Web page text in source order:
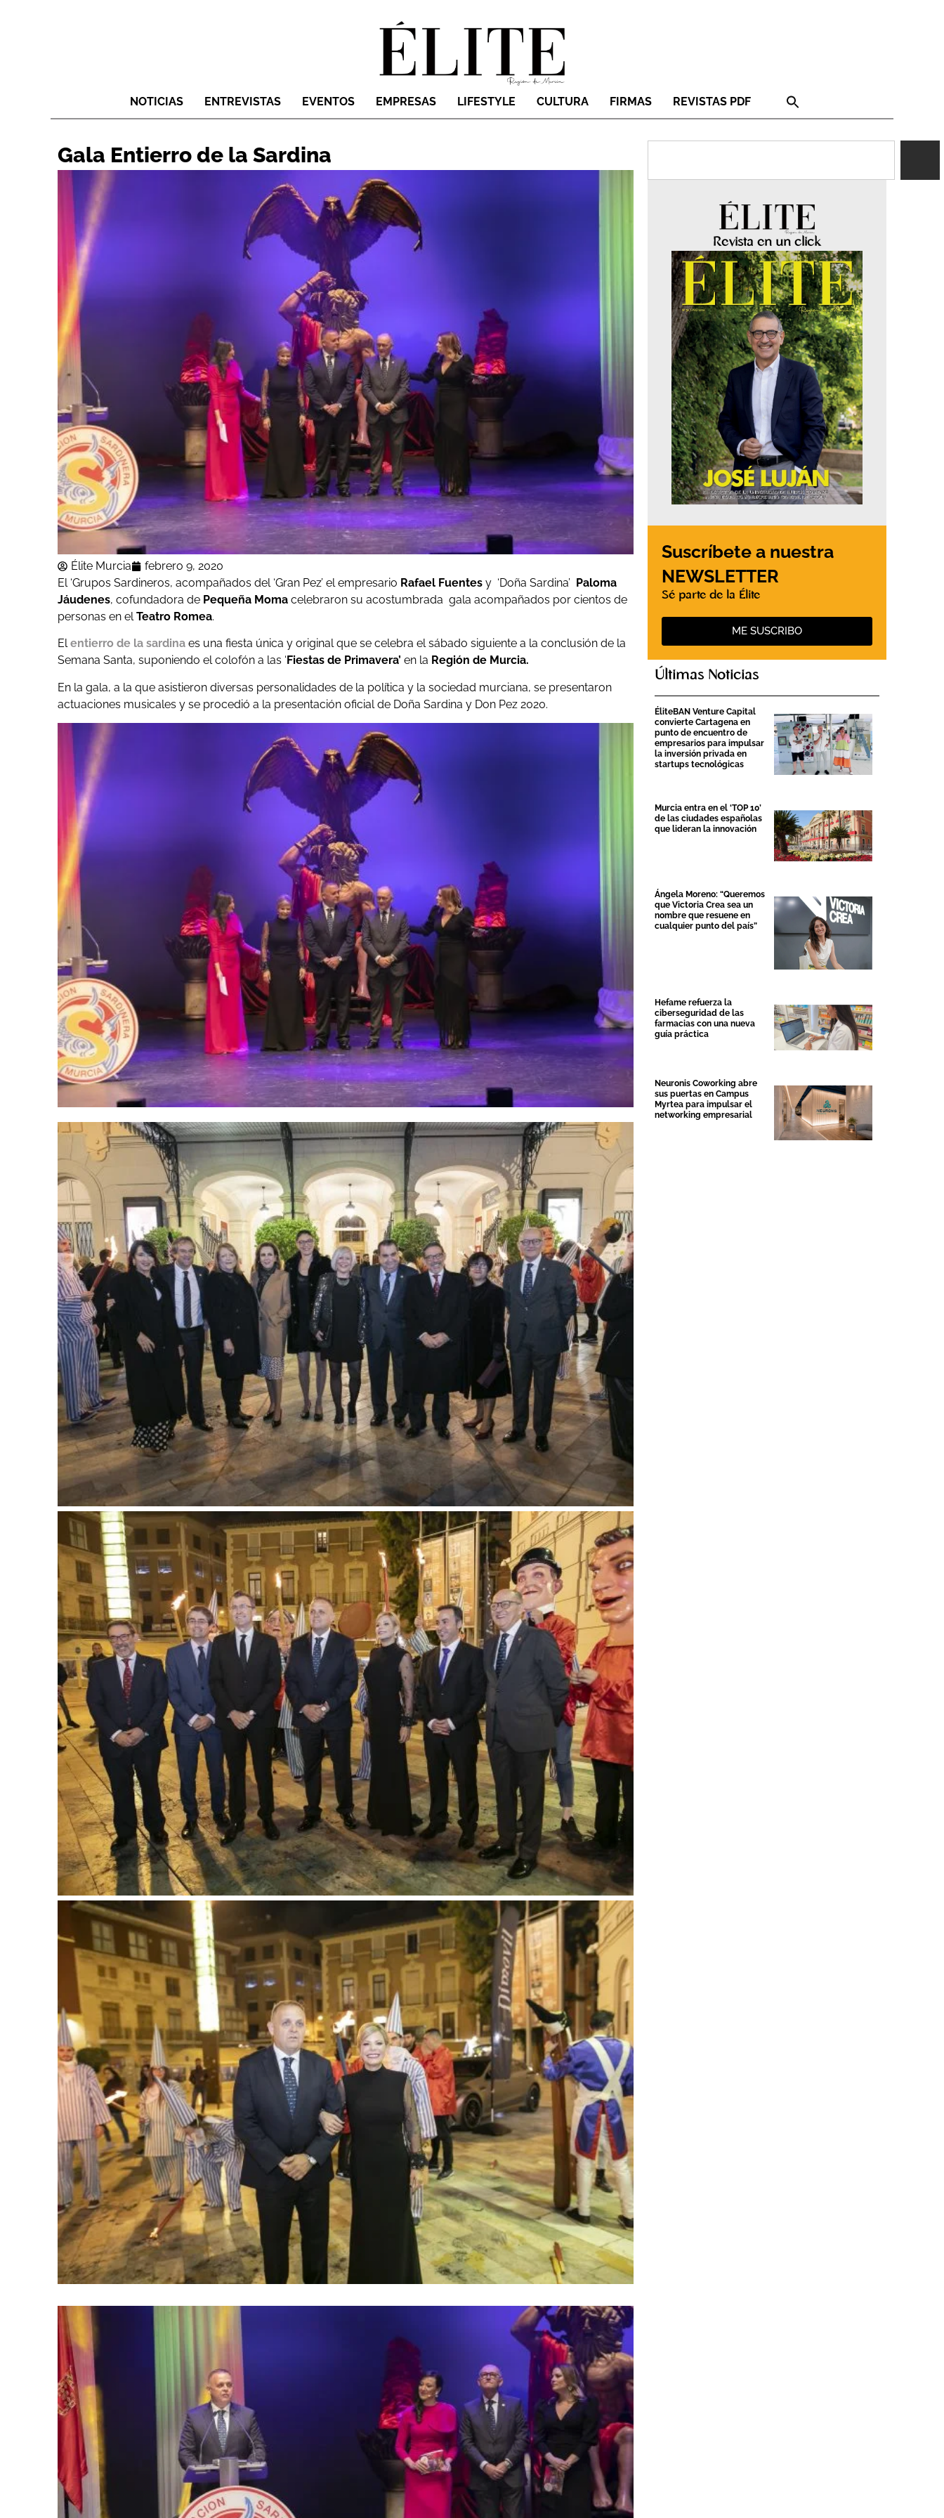
NOTICIAS ENTREVISTAS EVENTOS EMPRESAS LIFESTYLE CULTURA FIRMAS REVISTAS PDF
Gala Entierro de la Sardina
Élite Murcia
febrero 9, 2020
El ‘Grupos Sardineros, acompañados del ‘Gran Pez’ el empresario Rafael Fuentes y ‘Doña Sardina’ Paloma
Jáudenes, cofundadora de Pequeña Moma celebraron su acostumbrada gala acompañados por cientos de
personas en elTeatro Romea.
Elentierro de la sardina es una fiesta única y original que se celebra el sábado siguiente a la conclusión de la
Semana Santa, suponiendo el colofón a las ‘Fiestas de Primavera’ en la Región de Murcia.
En la gala, a la que asistieron diversas personalidades de la política y la sociedad murciana, se presentaron
actuaciones musicales y se procedió a la presentación oficial de Doña Sardina y Don Pez 2020.
Revista en un click
Suscríbete a nuestra
NEWSLETTER
Sé parte de la Élite
ME SUSCRIBO
Últimas Noticias
ÉliteBAN Venture Capital
convierte Cartagena en
punto de encuentro de
empresarios para impulsar
la inversión privada en
startups tecnológicas
Murcia entra en el ‘TOP 10’
de las ciudades españolas
que lideran la innovación
Ángela Moreno: “Queremos
que Victoria Crea sea un
nombre que resuene en
cualquier punto del país”
Hefame refuerza la
ciberseguridad de las
farmacias con una nueva
guía práctica
Neuronis Coworking abre
sus puertas en Campus
Myrtea para impulsar el
networking empresarial